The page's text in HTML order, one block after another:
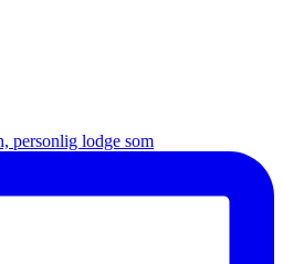
personlig lodge som